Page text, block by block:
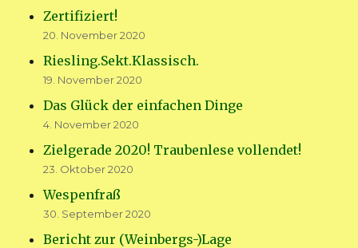
Zertifiziert!
20. November 2020
Riesling.Sekt.Klassisch.
19. November 2020
Das Glück der einfachen Dinge
4. November 2020
Zielgerade 2020! Traubenlese vollendet!
23. Oktober 2020
Wespenfraß
30. September 2020
Bericht zur (Weinbergs-)Lage